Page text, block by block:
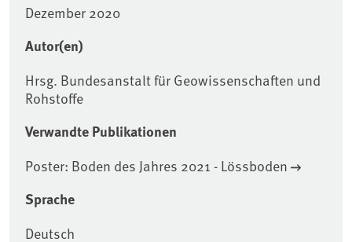
Dezember 2020
Autor(en)
Hrsg. Bundesanstalt für Geowissenschaften und
Rohstoffe
Verwandte Publikationen
Poster: Boden des Jahres 2021 - Lössboden
Sprache
Deutsch